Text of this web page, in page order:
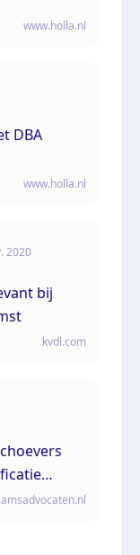
www.holla.nl
DBA
www.holla.nl
2020
bij
kvdl.com